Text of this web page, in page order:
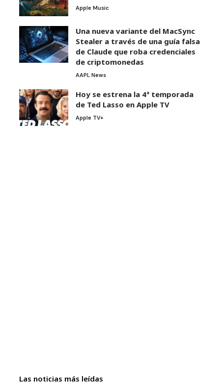
Apple Music
Una nueva variante del MacSync
Stealer a través de una guía falsa
de Claude que roba credenciales
de criptomonedas
AAPL News
Hoy se estrena la 4ª temporada
de Ted Lasso en Apple TV
Apple TV+
Las noticias más leídas